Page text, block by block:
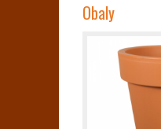
Obaly